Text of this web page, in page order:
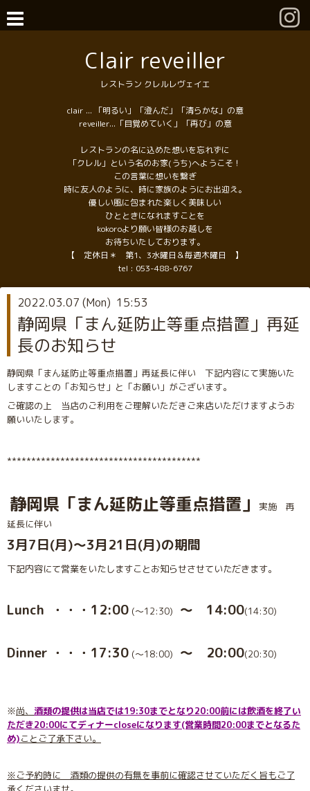
Clair reveiller
レストラン クレルレヴェイエ
clair ... 「明るい」「澄んだ」「清らかな」の意
reveiller...「目覚めていく」「再び」の意
レストランの名に込めた想いを忘れずに
「クレル」という名のお家(うち)へようこそ！
この言葉に想いを繋ぎ
時に友人のように、時に家族のようにお出迎え。
優しい風に包まれた楽しく美味しい
ひとときになれますことを
kokoroより願い皆様のお越しを
お待ちいたしております。
【 定休日＊ 第1、3水曜日＆毎週木曜日 】
tel : 053-488-6767
2022.03.07 (Mon) 15:53
静岡県「まん延防止等重点措置」再延
長のお知らせ
静岡県「まん延防止等重点措置」再延長に伴い 下記内容にて実施いた
しますことの「お知らせ」と「お願い」がございます。
ご確認の上 当店のご利用をご理解いただきご来店いただけますようお
願いいたします。
****************************************
静岡県「まん延防止等重点措置」
実施 再
延長に伴い
3月7日(月)〜3月21日(月)の期間
下記内容にて営業をいたしますことお知らせさせていただきます。
Lunch ・・・12:00 (〜12:30) 〜 14:00(14:30)
Dinner ・・・17:30 (〜18:00) 〜 20:00(20:30)
※尚、 酒類の提供は当店では19:30までとなり20:00前には飲酒を終了い
ただき20:00にてディナーcloseになります(営業時間20:00までとなるた
め)ことご了承下さい。
※ご予約時に 酒類の提供の有無を事前に確認させていただく旨もご了